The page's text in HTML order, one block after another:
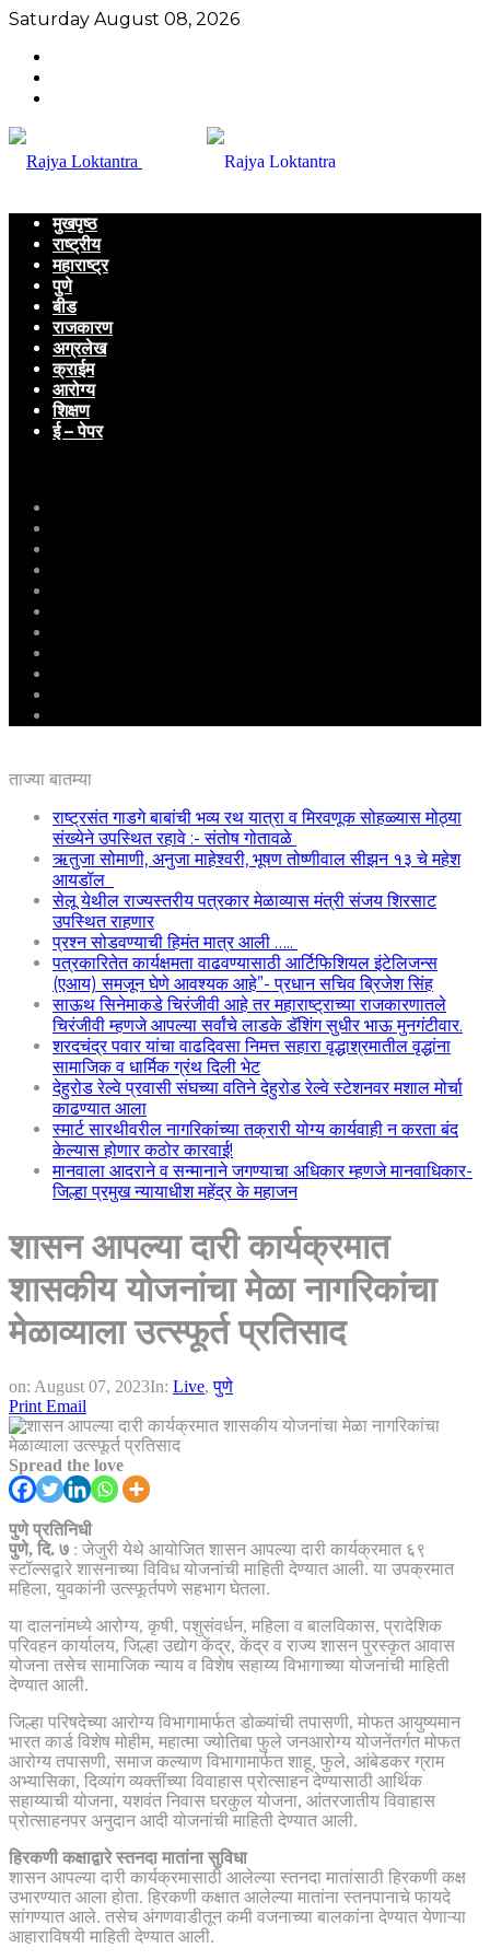
Saturday August 08, 2026
मुखपृष्ठ
राष्ट्रीय
महाराष्ट्र
पुणे
बीड
राजकारण
अग्रलेख
क्राईम
आरोग्य
शिक्षण
ई – पेपर
ताज्या बातम्या
राष्ट्रसंत गाडगे बाबांची भव्य रथ यात्रा व मिरवणूक सोहळ्यास मोठ्या
संख्येने उपस्थित रहावे :- संतोष गोतावळे
ऋतुजा सोमाणी, अनुजा माहेश्वरी, भूषण तोष्णीवाल सीझन १३ चे महेश
आयडॉल
सेलू येथील राज्यस्तरीय पत्रकार मेळाव्यास मंत्री संजय शिरसाट
उपस्थित राहणार
प्रश्न सोडवण्याची हिमंत मात्र आली …..
पत्रकारितेत कार्यक्षमता वाढवण्यासाठी आर्टिफिशियल इंटेलिजन्स
(एआय) समजून घेणे आवश्यक आहे”- प्रधान सचिव ब्रिजेश सिंह
साऊथ सिनेमाकडे चिरंजीवी आहे तर महाराष्ट्राच्या राजकारणातले
चिरंजीवी म्हणजे आपल्या सर्वांचे लाडके डॅशिंग सुधीर भाऊ मुनगंटीवार.
शरदचंद्र पवार यांचा वाढदिवसा निमत्त सहारा वृद्धाश्रमातील वृद्धांना
सामाजिक व धार्मिक ग्रंथ दिली भेट
देहुरोड रेल्वे प्रवासी संघच्या वतिने देहुरोड रेल्वे स्टेशनवर मशाल मोर्चा
काढण्यात आला
स्मार्ट सारथीवरील नागरिकांच्या तक्रारी योग्य कार्यवाही न करता बंद
केल्यास होणार कठोर कारवाई!
मानवाला आदराने व सन्मानाने जगण्याचा अधिकार म्हणजे मानवाधिकार-
जिल्हा प्रमुख न्यायाधीश महेंद्र के महाजन
शासन आपल्या दारी कार्यक्रमात
शासकीय योजनांचा मेळा नागरिकांचा
मेळाव्याला उत्स्फूर्त प्रतिसाद
on: August 07, 2023In: Live,पुणे
Print Email
Spread the love
पुणे प्रतिनिधी
पुणे, दि. ७ : जेजुरी येथे आयोजित शासन आपल्या दारी कार्यक्रमात ६९
स्टॉल्सद्वारे शासनाच्या विविध योजनांची माहिती देण्यात आली. या उपक्रमात
महिला, युवकांनी उत्स्फूर्तपणे सहभाग घेतला.
या दालनांमध्ये आरोग्य, कृषी, पशुसंवर्धन, महिला व बालविकास, प्रादेशिक
परिवहन कार्यालय, जिल्हा उद्योग केंद्र, केंद्र व राज्य शासन पुरस्कृत आवास
योजना तसेच सामाजिक न्याय व विशेष सहाय्य विभागाच्या योजनांची माहिती
देण्यात आली.
जिल्हा परिषदेच्या आरोग्य विभागामार्फत डोळ्यांची तपासणी, मोफत आयुष्यमान
भारत कार्ड विशेष मोहीम, महात्मा ज्योतिबा फुले जनआरोग्य योजनेंतर्गत मोफत
आरोग्य तपासणी, समाज कल्याण विभागामार्फत शाहू, फुले, आंबेडकर ग्राम
अभ्यासिका, दिव्यांग व्यक्तींच्या विवाहास प्रोत्साहन देण्यासाठी आर्थिक
सहाय्याची योजना, यशवंत निवास घरकुल योजना, आंतरजातीय विवाहास
प्रोत्साहनपर अनुदान आदी योजनांची माहिती देण्यात आली.
हिरकणी कक्षाद्वारे स्तनदा मातांना सुविधा
शासन आपल्या दारी कार्यक्रमासाठी आलेल्या स्तनदा मातांसाठी हिरकणी कक्ष
उभारण्यात आला होता. हिरकणी कक्षात आलेल्या मातांना स्तनपानाचे फायदे
सांगण्यात आले. तसेच अंगणवाडीतून कमी वजनाच्या बालकांना देण्यात येणाऱ्या
आहाराविषयी माहिती देण्यात आली.